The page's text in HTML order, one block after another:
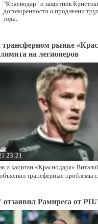
"Краснодар" и защитник
договоренности о продлении
года.
рынке
на легионеров
23:21
и капитан «Краснодара»
трансферные проблемы
Рамиреса от